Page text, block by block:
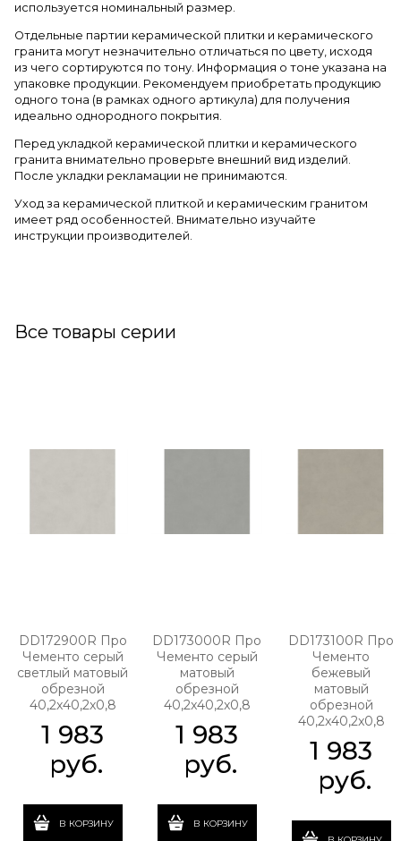
используется номинальный размер.
Отдельные партии керамической плитки и керамического
гранита могут незначительно отличаться по цвету, исходя
из чего сортируются по тону. Информация о тоне указана на
упаковке продукции. Рекомендуем приобретать продукцию
одного тона (в рамках одного артикула) для получения
идеально однородного покрытия.
Перед укладкой керамической плитки и керамического
гранита внимательно проверьте внешний вид изделий.
После укладки рекламации не принимаются.
Уход за керамической плиткой и керамическим гранитом
имеет ряд особенностей. Внимательно изучайте
инструкции производителей.
Все товары серии
DD172900R Про
Чементо серый
светлый матовый
обрезной
40,2x40,2x0,8
1 983
руб.
В КОРЗИНУ
DD173000R Про
Чементо серый
матовый
обрезной
40,2x40,2x0,8
1 983
руб.
В КОРЗИНУ
DD173100R Про
Чементо
бежевый
матовый
обрезной
40,2x40,2x0,8
1 983
руб.